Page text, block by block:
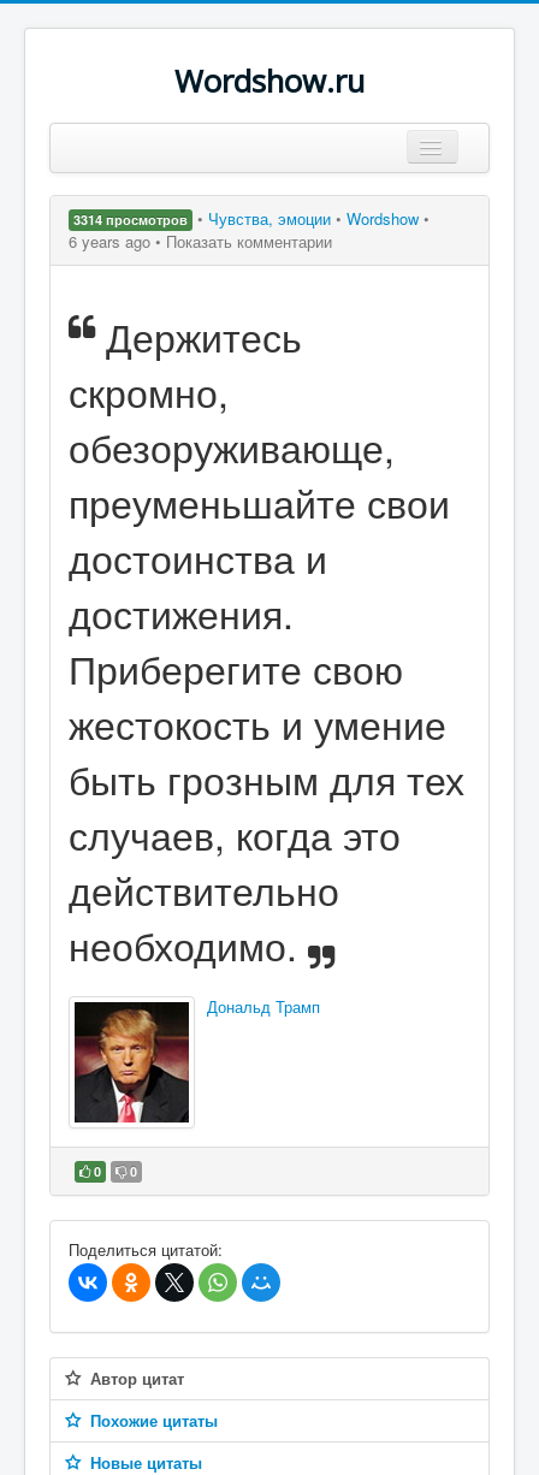
Wordshow.ru
Популярные цитаты
Поиск
3314 просмотров • Чувства, эмоции • Wordshow •
6 years ago • Показать комментарии
Держитесь
скромно,
обезоруживающе,
преуменьшайте свои
достоинства и
достижения.
Приберегите свою
жестокость и умение
быть грозным для тех
случаев, когда это
действительно
необходимо.
Дональд Трамп
0 0
В избранное
Поделиться цитатой:
Автор цитат
Похожие цитаты
Новые цитаты